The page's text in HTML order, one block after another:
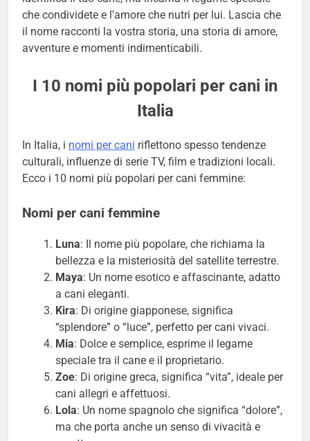
che condividete e l’amore che nutri per lui. Lascia che
il nome racconti la vostra storia, una storia di amore,
avventure e momenti indimenticabili.
I 10 nomi più popolari per cani in
Italia
In Italia, i nomi per cani riflettono spesso tendenze
culturali, influenze di serie TV, film e tradizioni locali.
Ecco i 10 nomi più popolari per cani femmine:
Nomi per cani femmine
Luna: Il nome più popolare, che richiama la
bellezza e la misteriosità del satellite terrestre.
Maya: Un nome esotico e affascinante, adatto
a cani eleganti.
Kira: Di origine giapponese, significa
“splendore” o “luce”, perfetto per cani vivaci.
Mia: Dolce e semplice, esprime il legame
speciale tra il cane e il proprietario.
Zoe: Di origine greca, significa “vita”, ideale per
cani allegri e affettuosi.
Lola: Un nome spagnolo che significa “dolore”,
ma che porta anche un senso di vivacità e